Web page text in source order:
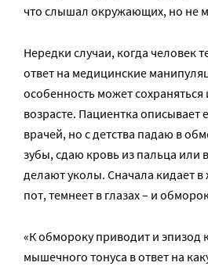
что слышал окружающих, но не
Нередки случаи, когда человек
ответ на медицинские
особенность может сохраняться
возрасте. Пациентка описывает
врачей, но с детства падаю в
зубы, сдаю кровь из пальца или
делают уколы. Сначала кидает
пот, темнеет в глазах – и
«К обмороку приводит и эпизод
мышечного тонуса в ответ на